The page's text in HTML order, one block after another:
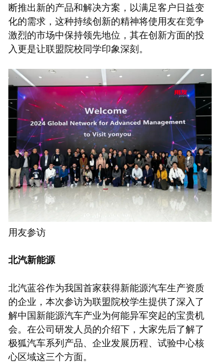
断推出新的产品和解决方案，以满足客户日益变
化的需求，这种持续创新的精神将使用友在竞争
激烈的市场中保持领先地位，其在创新方面的投
入更是让联盟院校同学印象深刻。
用友参访
北汽新能源
北汽蓝谷作为我国首家获得新能源汽车生产资质
的企业，本次参访为联盟院校学生提供了深入了
解中国新能源汽车产业为何能异军突起的宝贵机
会。在公司研发人员的介绍下，大家先后了解了
极狐汽车系列产品、企业发展历程、试验中心核
心区域这三个方面。